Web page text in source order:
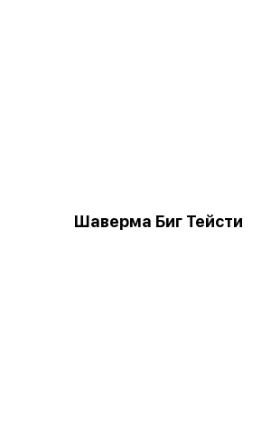
Шаверма Биг Тейсти